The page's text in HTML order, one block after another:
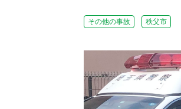
その他の事故 秩父市